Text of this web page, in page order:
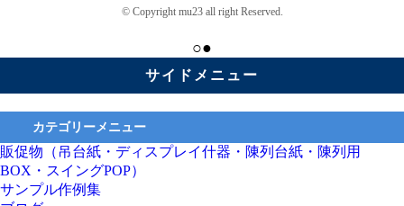
© Copyright mu23 all right Reserved.
○●
サイドメニュー
カテゴリーメニュー
販促物（吊台紙・ディスプレイ什器・陳列台紙・陳列用
BOX・スイングPOP）
サンプル作例集